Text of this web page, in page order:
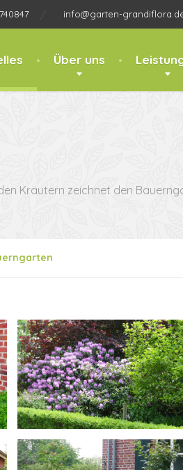
info@garten-
Über uns
Kräutern zeichnet den